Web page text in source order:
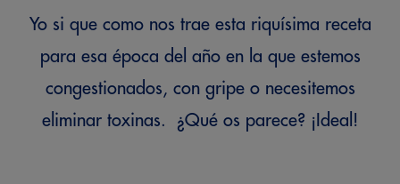
Yo si que como nos trae esta riquísima receta
para esa época del año en la que estemos
congestionados, con gripe o necesitemos
eliminar toxinas. ¿Qué os parece? ¡Ideal!